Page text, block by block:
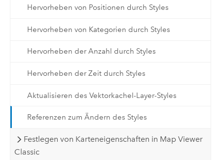
Hervorheben von Positionen durch Styles
Hervorheben von Kategorien durch Styles
Hervorheben der Anzahl durch Styles
Hervorheben der Zeit durch Styles
Aktualisieren des Vektorkachel-Layer-Styles
Referenzen zum Ändern des Styles
Festlegen von Karteneigenschaften in Map Viewer
Classic